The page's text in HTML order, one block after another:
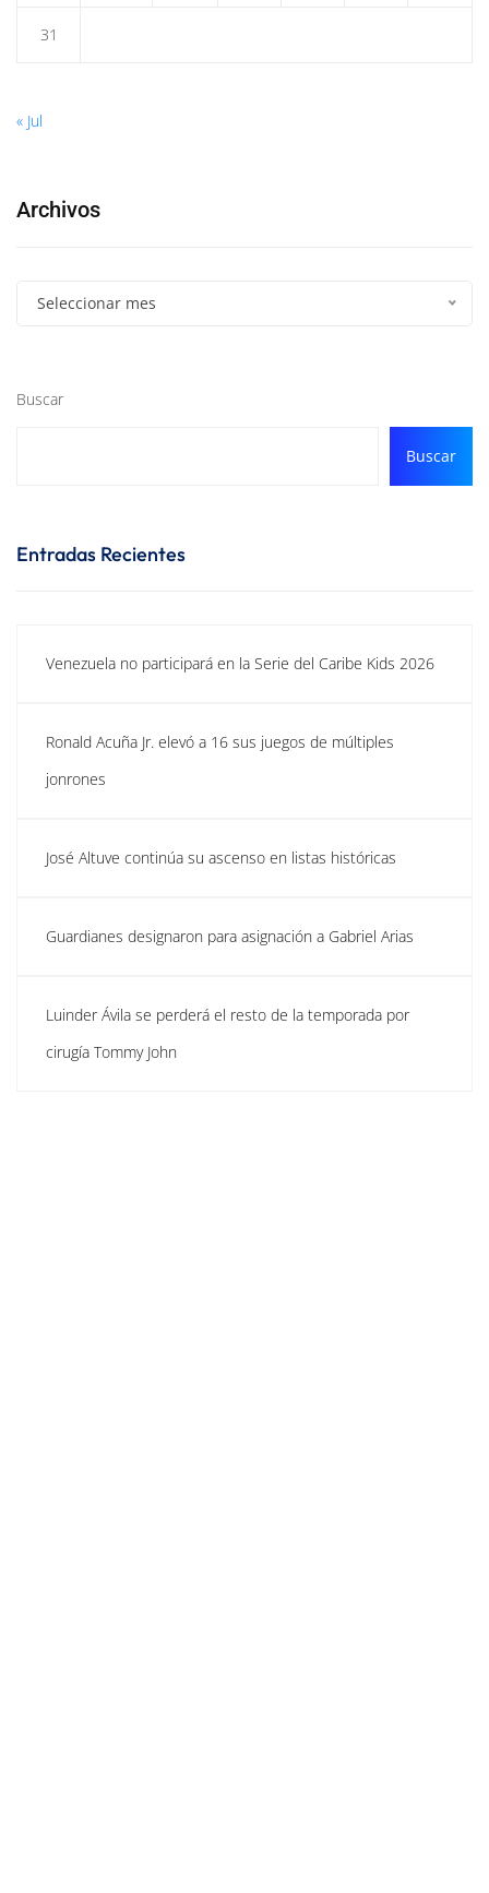
31
« Jul
Archivos
Seleccionar mes
Buscar
Buscar
Entradas Recientes
Venezuela no participará en la Serie del Caribe Kids 2026
Ronald Acuña Jr. elevó a 16 sus juegos de múltiples
jonrones
José Altuve continúa su ascenso en listas históricas
Guardianes designaron para asignación a Gabriel Arias
Luinder Ávila se perderá el resto de la temporada por
cirugía Tommy John